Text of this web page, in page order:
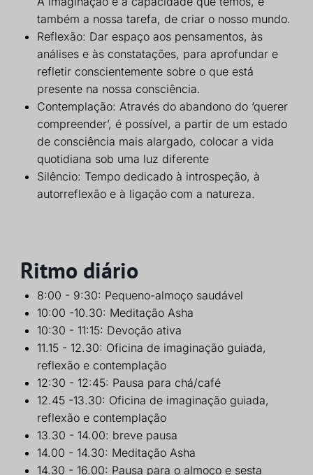
também a nossa tarefa, de criar o nosso mundo.
Reflexão: Dar espaço aos pensamentos, às
análises e às constatações, para aprofundar e
refletir conscientemente sobre o que está
presente na nossa consciência.
Contemplação: Através do abandono do ‘querer
compreender’, é possível, a partir de um estado
de consciência mais alargado, colocar a vida
quotidiana sob uma luz diferente
Silêncio: Tempo dedicado à introspeção, à
autorreflexão e à ligação com a natureza.
Ritmo diário
8:00 - 9:30: Pequeno-almoço saudável
10:00 -10.30: Meditação Asha
10:30 - 11:15: Devoção ativa
11.15 - 12.30: Oficina de imaginação guiada,
reflexão e contemplação
12:30 - 12:45: Pausa para chá/café
12.45 -13.30: Oficina de imaginação guiada,
reflexão e contemplação
13.30 - 14.00: breve pausa
14.00 - 14.30: Meditação Asha
14.30 - 16.00: Pausa para o almoço e sesta